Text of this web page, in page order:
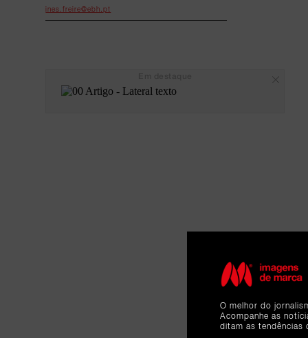
ines.freire@ebh.pt
O melhor do
Acompanhe as
ditam as tendências